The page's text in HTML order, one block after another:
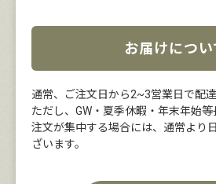
お届けについ
通常、ご注文日から2~3営業日で配達
ただし、GW・夏季休暇・年末年始
注文が集中する場合には、通常より
ざいます。